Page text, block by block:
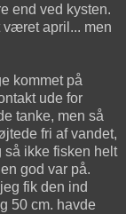
end ved kysten.
været april... men
kommet på
ude for
tanke, men så
fri af vandet,
så ikke fisken helt
god var på.
fik den ind
50 cm. havde